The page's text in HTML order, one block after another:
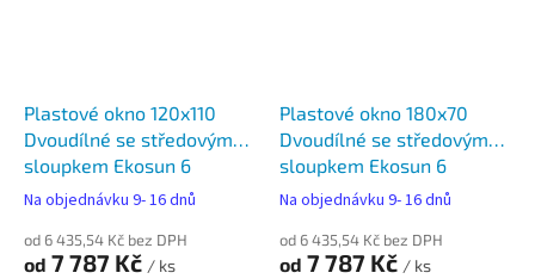
Plastové okno 120x110
Dvoudílné se středovým
sloupkem Ekosun 6
Na objednávku 9- 16 dnů
od 6 435,54 Kč bez DPH
od 7 787 Kč / ks
Plastové okno 180x70
Dvoudílné se středovým
sloupkem Ekosun 6
Na objednávku 9- 16 dnů
od 6 435,54 Kč bez DPH
od 7 787 Kč / ks